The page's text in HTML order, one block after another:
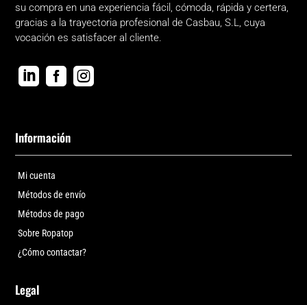
su compra en una experiencia fácil, cómoda, rápida y certera,
gracias a la trayectoria profesional de Casbau, S.L, cuya
vocación es satisfacer al cliente.
  
Información
Mi cuenta
Métodos de envío
Métodos de pago
Sobre Ropatop
¿Cómo contactar?
Legal